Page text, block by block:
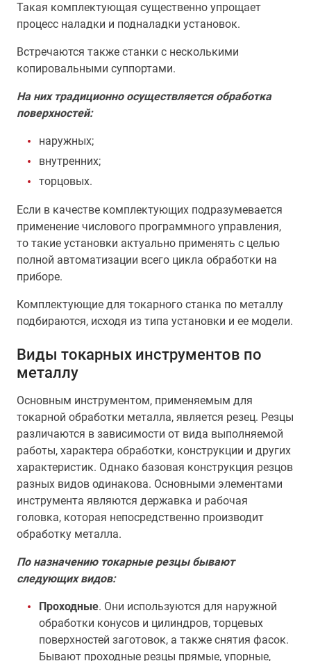
Такая комплектующая существенно упрощает
процесс наладки и подналадки установок.
Встречаются также станки с несколькими
копировальными суппортами.
На них традиционно осуществляется обработка
поверхностей:
наружных;
внутренних;
торцовых.
Если в качестве комплектующих подразумевается
применение числового программного управления,
то такие установки актуально применять с целью
полной автоматизации всего цикла обработки на
приборе.
Комплектующие для токарного станка по металлу
подбираются, исходя из типа установки и ее модели.
Виды токарных инструментов по
металлу
Основным инструментом, применяемым для
токарной обработки металла, является резец. Резцы
различаются в зависимости от вида выполняемой
работы, характера обработки, конструкции и других
характеристик. Однако базовая конструкция резцов
разных видов одинакова. Основными элементами
инструмента являются державка и рабочая
головка, которая непосредственно производит
обработку металла.
По назначению токарные резцы бывают
следующих видов:
Проходные. Они используются для наружной
обработки конусов и цилиндров, торцевых
поверхностей заготовок, а также снятия фасок.
Бывают проходные резцы прямые, упорные,